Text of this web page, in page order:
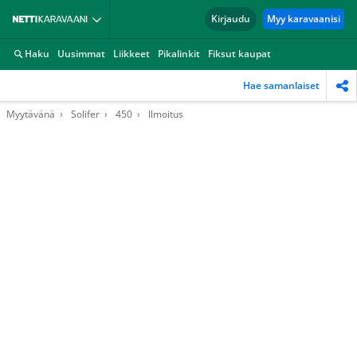
Kirjaudu Myy karavaanisi
Haku Uusimmat Liikkeet Pikalinkit Fiksut kaupat
Hae samanlaiset
Myytävänä Solifer 450 Ilmoitus